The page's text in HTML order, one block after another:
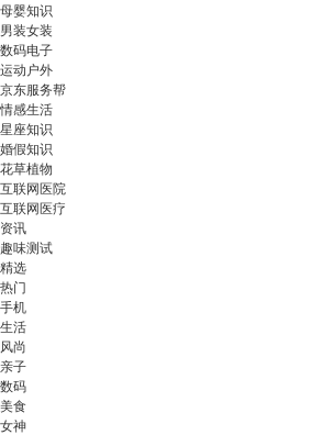
母婴知识
男装女装
数码电子
运动户外
京东服务帮
情感生活
星座知识
婚假知识
花草植物
互联网医院
互联网医疗
资讯
趣味测试
精选
热门
手机
生活
风尚
亲子
数码
美食
女神